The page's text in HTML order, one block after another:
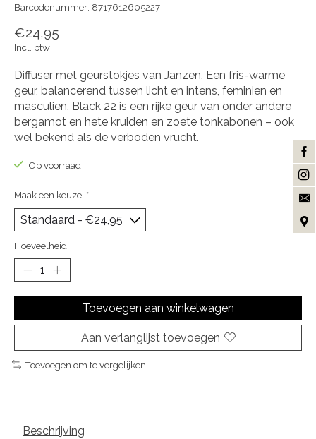
Barcodenummer: 8717612605227
€24,95
Incl. btw
Diffuser met geurstokjes van Janzen. Een fris-warme
geur, balancerend tussen licht en intens, feminien en
masculien. Black 22 is een rijke geur van onder andere
bergamot en hete kruiden en zoete tonkabonen – ook
wel bekend als de verboden vrucht.
Op voorraad
Maak een keuze: *
Hoeveelheid:
Toevoegen aan winkelwagen
Aan verlanglijst toevoegen
Toevoegen om te vergelijken
Beschrijving